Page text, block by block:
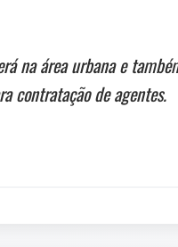
na área urbana e
contratação de agentes.